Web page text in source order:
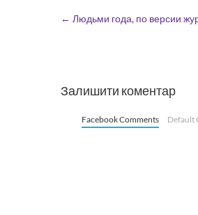
← Людьми года, по версии
Залишити коментар
Facebook Comments Default